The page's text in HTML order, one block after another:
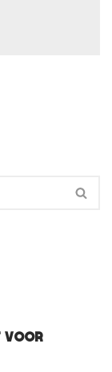
voor